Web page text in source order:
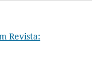
Revista: